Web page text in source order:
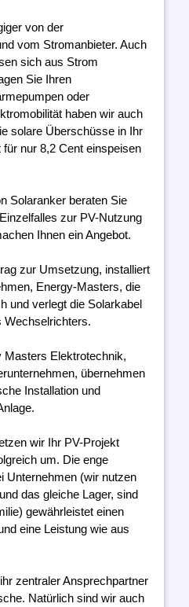
von der
vom Stromanbieter. Auch
sich aus Strom
Sie Ihren
oder
haben wir auch
solare Überschüsse in Ihr
nur 8,2 Cent einspeisen
Solaranker beraten Sie
zur PV-Nutzung
Ihnen ein Angebot.
zur Umsetzung, installiert
Energy-Masters, die
und verlegt die Solarkabel
Wechselrichters.
Masters Elektrotechnik,
übernehmen
Installation und
wir Ihr PV-Projekt
um. Die enge
Unternehmen (wir nutzen
das gleiche Lager, sind
gewährleistet einen
eine Leistung wie aus
zentraler Ansprechpartner
Natürlich sind wir auch